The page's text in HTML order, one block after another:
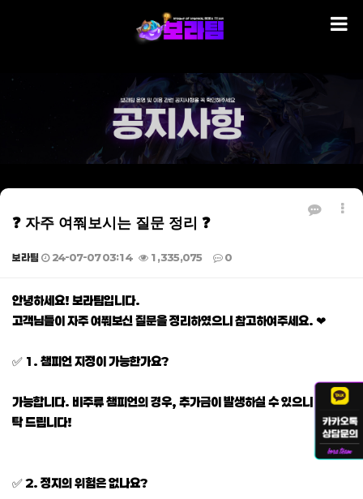
❓ 자주 여쭤보시는 질문 정리 ❓
보라팀 24-07-07 03:14 1,335,075 0
본문
안녕하세요! 보라팀입니다.
고객님들이 자주 여쭤보신 질문을 정리하였으니 참고하여주세요. ❤
✅ 1. 챔피언 지정이 가능한가요?
가능합니다. 비주류 챔피언의 경우, 추가금이 발생하실 수 있으니 참고 부
탁 드립니다!
✅ 2. 정지의 위험은 없나요?